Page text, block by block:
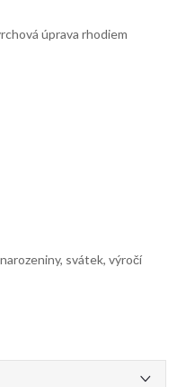
úprava rhodiem
svátek, výročí